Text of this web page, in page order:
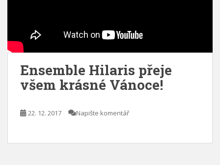
Ensemble Hilaris přeje
všem krásné Vánoce!
22. 12. 2017 Napište komentář